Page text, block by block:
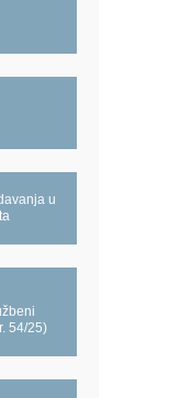
u
54/25)